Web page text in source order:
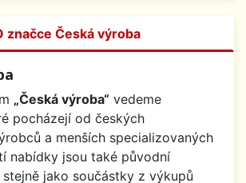
značce Česká výroba
„Česká výroba“ vedeme
pocházejí od českých
a menších specializovaných
nabídky jsou také původní
jako součástky z výkupů